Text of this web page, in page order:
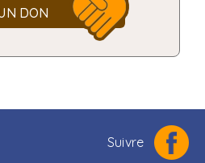
DON
Suivre